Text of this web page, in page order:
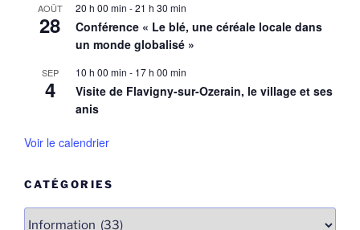
AOÛT
28
20 h 00 min -21 h 30 min
Conférence « Le blé, une céréale locale dans
un monde globalisé »
SEP
4
10 h 00 min - 17 h 00 min
Visite de Flavigny-sur-Ozerain, le village et ses
anis
Voir le calendrier
CATÉGORIES
Catégories